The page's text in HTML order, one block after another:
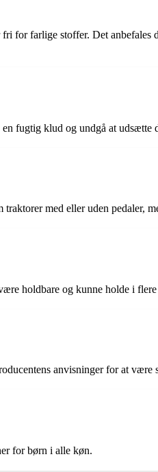
for farlige stoffer. Det
fugtig klud og undgå at udsætte
med eller uden pedaler,
holdbare og kunne holde i
anvisninger for at være
for børn i alle køn.